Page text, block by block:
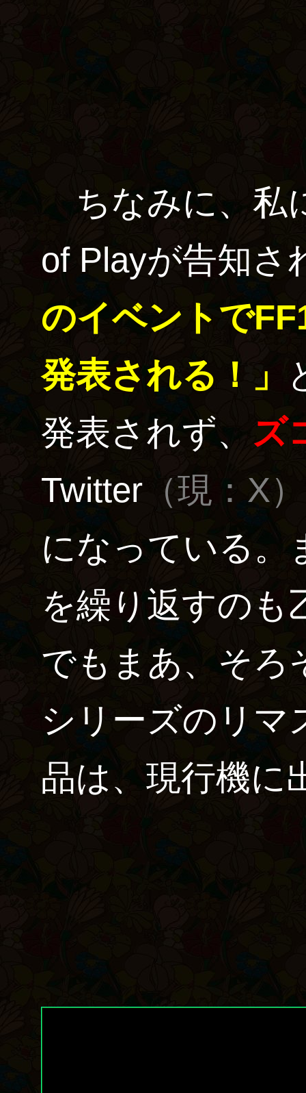
ちなみに、私
of Playが告知さ
のイベントで
発表される！」
発表されず、 ズ
Twitter （現：X）
になっている。
を繰り返すの
でもまあ、そろ
シリーズのリマ
品は、現行機